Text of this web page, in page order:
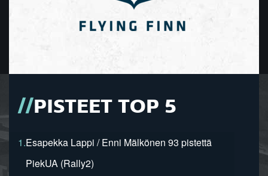
PISTEET TOP 5
1.Esapekka Lappi / Enni Mälkönen 93 pistettä
PiekUA (Rally2)